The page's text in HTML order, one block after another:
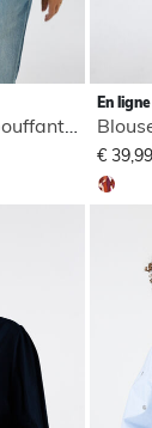
En
€ 39,99